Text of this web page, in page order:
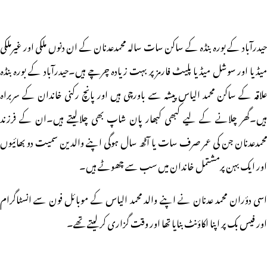
حیدرآباد کے بورہ بنڈہ کے ساکن سات سالہ محمدعدنان کے ان دنوں ملکی اور غیرملکی
میڈیا اور سوشل میڈیا پلیٹ فارمز پر بہت زیادہ چرچے ہیں۔حیدرآباد کے بورہ بنڈہ
علاقہ کے ساکن محمد الیاس پیشہ سے باورچی ہیں اور پانچ رکنی خاندان کے سربراہ
ہیں۔گھر چلانے کے لیے کبھی کبھار پان شاپ بھی چلالیتے ہیں۔ان کے فرزند
محمدعدنان جن کی عمر صرف سات یا آٹھ سال ہوگی اپنے والدین سمیت دو بھائیوں
اور ایک بہن پرمشتمل خاندان میں سب سے چھوٹے ہیں۔
اسی دؤران محمد عدنان نے اپنے والد محمد الیاس کے موبائل فون سے انسٹاگرام
اور فیس بک پر اپنا اکاؤنٹ بنایا تھا اور وقت گزاری کرلیتے تھے۔